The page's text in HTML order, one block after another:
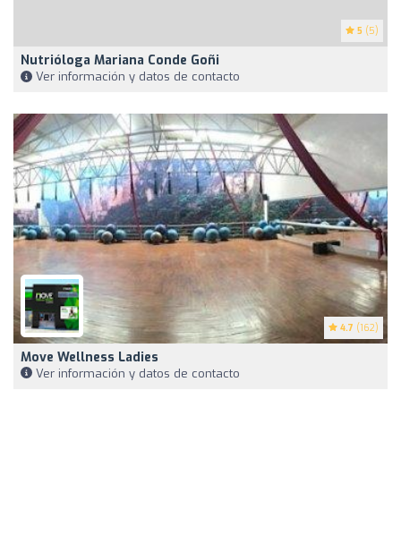
5 (5)
Nutrióloga Mariana Conde Goñi
Ver información y datos de contacto
4.7 (162)
Move Wellness Ladies
Ver información y datos de contacto